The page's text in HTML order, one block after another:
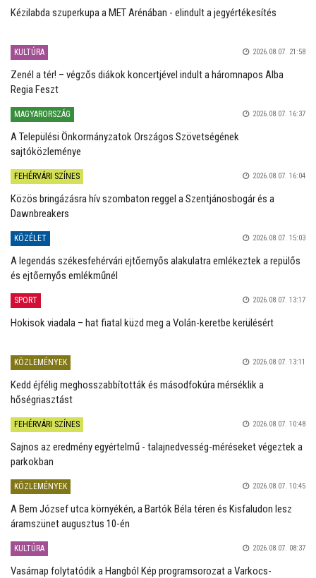
Kézilabda szuperkupa a MET Arénában - elindult a jegyértékesítés
KULTÚRA 2026.08.07. 21:58
Zenél a tér! – végzős diákok koncertjével indult a háromnapos Alba
Regia Feszt
MAGYARORSZÁG 2026.08.07. 16:37
A Települési Önkormányzatok Országos Szövetségének
sajtóközleménye
FEHÉRVÁRI SZÍNES 2026.08.07. 16:04
Közös bringázásra hív szombaton reggel a Szentjánosbogár és a
Dawnbreakers
KÖZÉLET 2026.08.07. 15:03
A legendás székesfehérvári ejtőernyős alakulatra emlékeztek a repülős
és ejtőernyős emlékműnél
SPORT 2026.08.07. 13:17
Hokisok viadala – hat fiatal küzd meg a Volán-keretbe kerülésért
KÖZLEMÉNYEK 2026.08.07. 13:11
Kedd éjfélig meghosszabbították és másodfokúra mérséklik a
hőségriasztást
FEHÉRVÁRI SZÍNES 2026.08.07. 10:48
Sajnos az eredmény egyértelmű - talajnedvesség-méréseket végeztek a
parkokban
KÖZLEMÉNYEK 2026.08.07. 10:45
A Bem József utca környékén, a Bartók Béla téren és Kisfaludon lesz
áramszünet augusztus 10-én
KULTÚRA 2026.08.07. 08:37
Vasárnap folytatódik a Hangból Kép programsorozat a Varkocs-